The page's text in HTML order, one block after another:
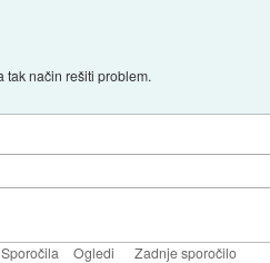
način rešiti problem.
Sporočila Ogledi Zadnje sporočilo